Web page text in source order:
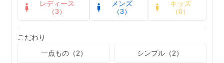
レディース
（3）
メンズ
（3）
キッズ
（0）
こだわり
一点もの（2）
シンプル（2）